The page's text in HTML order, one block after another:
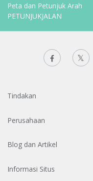
Peta dan Petunjuk Arah
PETUNJUKJALAN
Tindakan
Perusahaan
Blog dan Artikel
Informasi Situs